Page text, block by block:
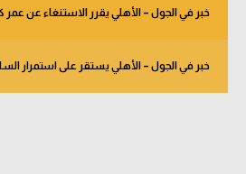
خبر في الجول – الأهلي يقرر الاستنغاء عن عمر
خبر في الجول – الأهلي يستقر على استمرار